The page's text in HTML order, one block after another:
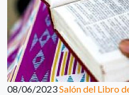
08/06/2023Salón del Libro